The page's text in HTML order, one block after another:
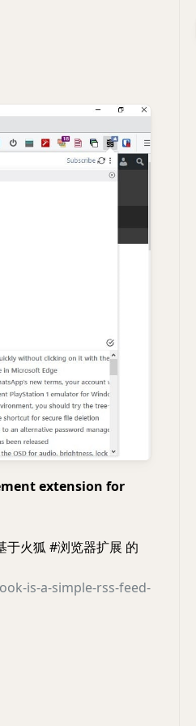
extension for
火狐 #浏览器扩展 的
is-a-simple-rss-feed-